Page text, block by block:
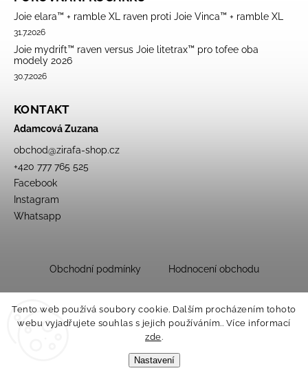
Tento web používá soubory cookie. Dalším procházením tohoto
webu vyjadřujete souhlas s jejich používáním.. Více informací
zde.
Nastavení
Joie elara™ + ramble XL raven proti Joie Vinca™ + ramble XL
31.7.2026
Joie mydrift™ raven versus Joie litetrax™ pro tofee oba
modely 2026
30.7.2026
KONTAKT
Adamcová Zuzana
obchod@zirafa-shop.cz
+420 777 765 525
Facebook
Instagram
Whatsapp
Obchodní podmínky Hodnocení obchodu